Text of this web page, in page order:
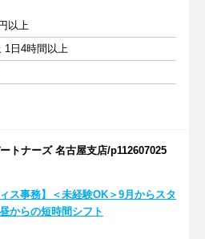
以上
1日4時間以上
トナーズ 名古屋支店/p112607025
ィス事務】＜未経験OK＞9月からスタ
からの短時間シフト